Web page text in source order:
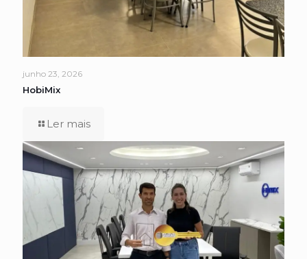
junho 23, 2026
HobiMix
Ler mais